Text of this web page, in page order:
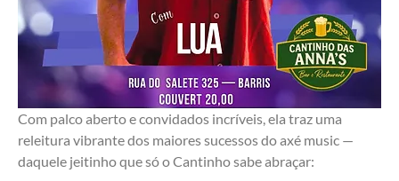
Com palco aberto e convidados incríveis, ela traz uma
releitura vibrante dos maiores sucessos do axé music —
daquele jeitinho que só o Cantinho sabe abraçar: